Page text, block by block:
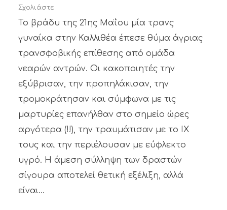
Σχολιάστε
Το βράδυ της 21ης Μαΐου μία τρανς
γυναίκα στην Καλλιθέα έπεσε θύμα άγριας
τρανσφοβικής επίθεσης από ομάδα
νεαρών αντρών. Οι κακοποιητές την
εξύβρισαν, την προπηλάκισαν, την
τρομοκράτησαν και σύμφωνα με τις
μαρτυρίες επανήλθαν στο σημείο ώρες
αργότερα (!!), την τραυμάτισαν με το ΙΧ
τους και την περιέλουσαν με εύφλεκτο
υγρό. Η άμεση σύλληψη των δραστών
σίγουρα αποτελεί θετική εξέλιξη, αλλά
είναι...